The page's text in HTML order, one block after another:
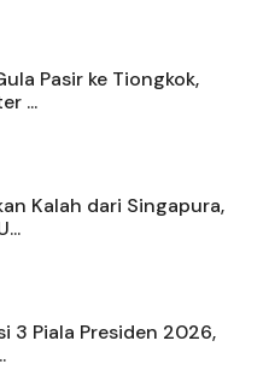
Pasir ke Tiongkok,
...
Kalah dari Singapura,
3 Piala Presiden 2026,